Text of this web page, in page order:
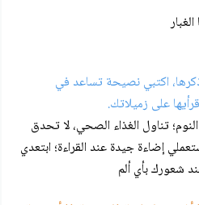
اكتبي نصيحة تساعد في
على زميلاتك.
تناول الغذاء الصحي، لا تحدق
إضاءة جيدة عند القراءة؛ ابتعدي
شعورك بأي ألم